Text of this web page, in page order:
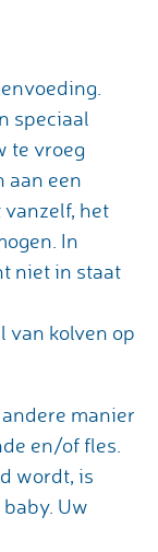
speciaal
te vroeg
aan een
het
In
niet in staat
van kolven op
manier
en/of fles.
wordt, is
Uw